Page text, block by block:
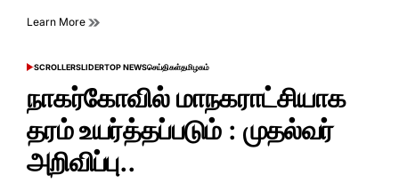
Learn More
POSTED
SCROLLERSLIDERTOP NEWSசெய்திகள்தமிழகம்
நாகர்கோவில் மாநகராட்சியாக
தரம் உயர்த்தப்படும் : முதல்வர்
அறிவிப்பு..